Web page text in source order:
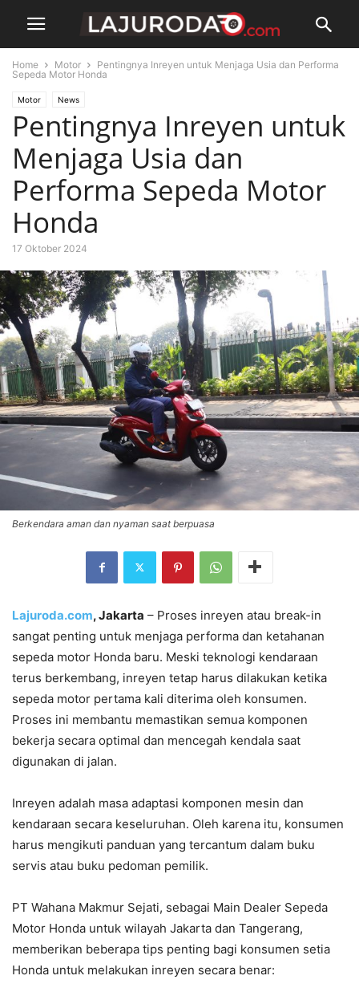
Home Motor
Pentingnya Inreyen untuk Menjaga Usia dan Performa
Sepeda Motor Honda
Motor News
Pentingnya Inreyen untuk
Menjaga Usia dan
Performa Sepeda Motor
Honda
17 Oktober 2024
Berkendara aman dan nyaman saat berpuasa
Lajuroda.com, Jakarta – Proses inreyen atau break-in
sangat penting untuk menjaga performa dan ketahanan
sepeda motor Honda baru. Meski teknologi kendaraan
terus berkembang, inreyen tetap harus dilakukan ketika
sepeda motor pertama kali diterima oleh konsumen.
Proses ini membantu memastikan semua komponen
bekerja secara optimal dan mencegah kendala saat
digunakan di jalan.
Inreyen adalah masa adaptasi komponen mesin dan
kendaraan secara keseluruhan. Oleh karena itu, konsumen
harus mengikuti panduan yang tercantum dalam buku
servis atau buku pedoman pemilik.
PT Wahana Makmur Sejati, sebagai Main Dealer Sepeda
Motor Honda untuk wilayah Jakarta dan Tangerang,
memberikan beberapa tips penting bagi konsumen setia
Honda untuk melakukan inreyen secara benar: